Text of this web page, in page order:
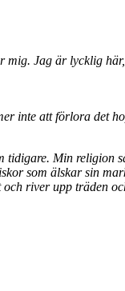
mig. Jag är lycklig
inte att förlora det
tidigare. Min religion
som älskar sin
river upp träden